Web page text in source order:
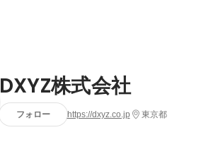
DXYZ株式会社
フォロー https://dxyz.co.jp 東京都